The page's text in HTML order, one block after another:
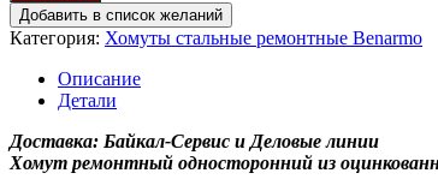
Добавить в список желаний
Категория: Хомуты стальные ремонтные Benarmo
Описание
Детали
Доставка: Байкал-Сервис и Деловые линии
Хомут ремонтный односторонний из